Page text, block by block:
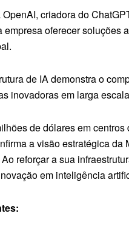
criadora do
empresa oferecer soluções
de IA demonstra o
inovadoras em larga
de dólares em
a visão estratégica da
reforçar a sua
em inteligência